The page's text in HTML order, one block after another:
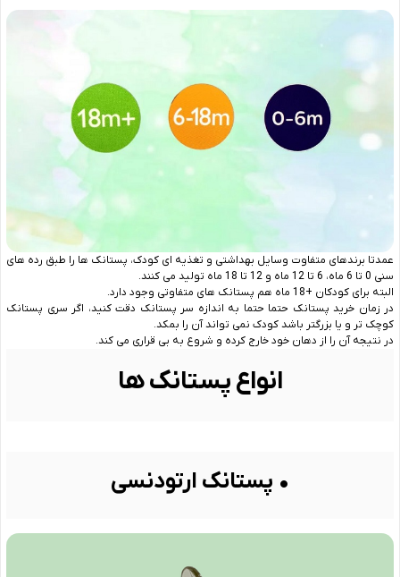
عمدتا برندهای متفاوت وسایل بهداشتی و تغذیه ای کودک، پستانک ها را طبق رده های
سنی 0 تا 6 ماه، 6 تا 12 ماه و 12 تا 18 ماه تولید می کنند.
البته برای کودکان +18 ماه هم پستانک های متفاوتی وجود دارد.
در زمان خرید پستانک حتما حتما به اندازه سر پستانک دقت کنید، اگر سری پستانک
کوچک تر و یا بزرگتر باشد کودک نمی تواند آن را بمکد.
در نتیجه آن را از دهان خود خارج کرده و شروع به بی قراری می کند.
انواع پستانک ها
• پستانک ارتودنسی